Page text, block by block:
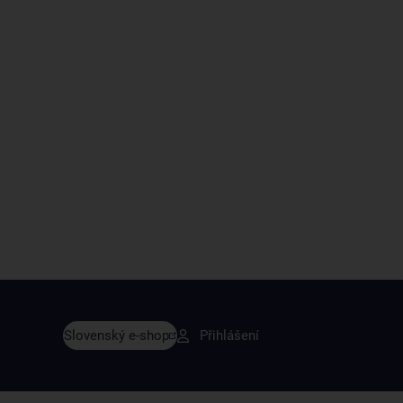
Slovenský e-shop Přihlášení